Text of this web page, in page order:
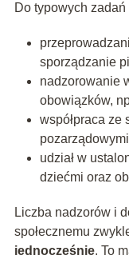
Do typowych
sporządzanie
nadzorowanie
obowiązków,
współpraca ze
udział w
dziećmi oraz
Liczba nadzorów i
społecznemu
jednocześnie. To